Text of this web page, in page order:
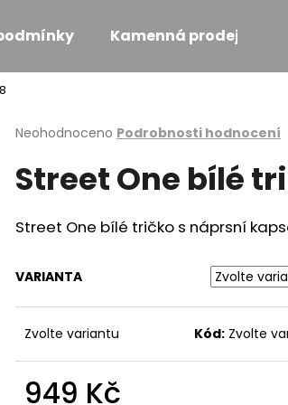
Kamenná prodejna
Průměrné
produktu
je
z
5
Neohodnoceno Podrobnosti hodnocení
Street One bílé
Street One bílé tričko s náprsní
VARIANTA
Zvolte variantu Kód: Zvolte
949 Kč
HLEDAT
MONARI LEHKÁ PROŠÍVANÁ